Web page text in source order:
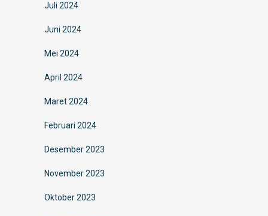
Juli 2024
Juni 2024
Mei 2024
April 2024
Maret 2024
Februari 2024
Desember 2023
November 2023
Oktober 2023